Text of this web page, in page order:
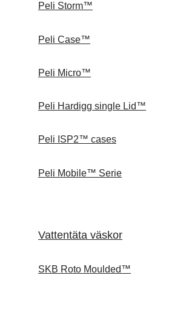
Peli Storm™
Peli Case™
Peli Micro™
Peli Hardigg single Lid™
Peli ISP2™ cases
Peli Mobile™ Serie
Vattentäta väskor
SKB Roto Moulded™